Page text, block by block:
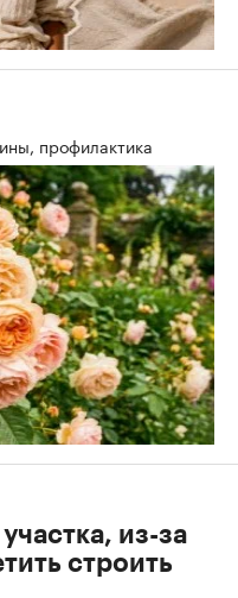
профилактика
из-за
строить